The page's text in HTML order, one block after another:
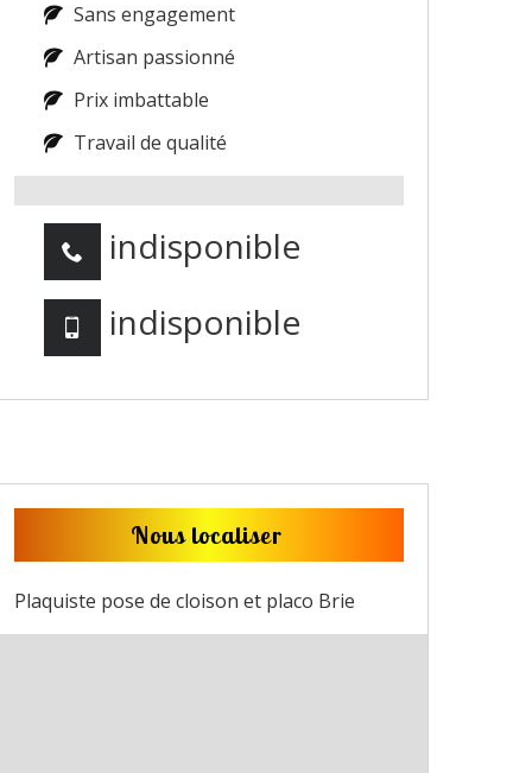
Sans engagement
Artisan passionné
Prix imbattable
Travail de qualité
indisponible
indisponible
Nous localiser
Plaquiste pose de cloison et placo Brie